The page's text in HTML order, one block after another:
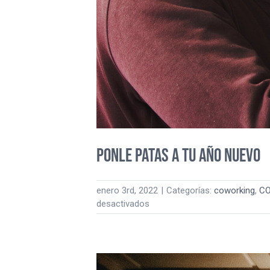
Ponle patas a tu año nuevo
enero 3rd, 2022 | Categorías: coworking,
desactivados
Ponle
tu